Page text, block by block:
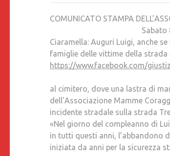
COMUNICATO STAMPA
Sabato 8 aprile Luigi
Ciaramella: Auguri Luigi, anche
famiglie delle vittime della
https://www.facebook.com/
al cimitero, dove una lastra di
dell’Associazione Mamme
incidente stradale sulla strada
«Nel giorno del compleanno di
in tutti questi anni, l’abbandono
iniziata da anni per la sicurezza